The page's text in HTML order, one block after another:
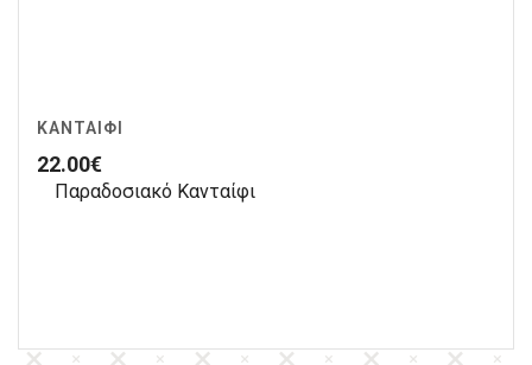
ΚΑΝΤΑΊΦΙ
22.00€
Παραδοσιακό Κανταίφι